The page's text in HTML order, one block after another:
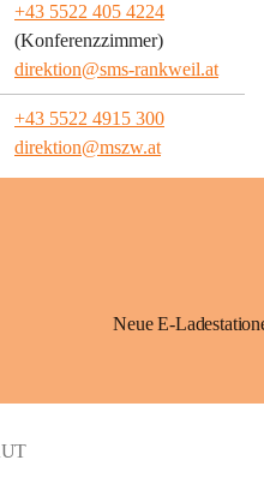
+43 5522 405 4224
(Konferenzzimmer)
direktion@sms-rankweil.at
+43 5522 4915 300
direktion@mszw.at